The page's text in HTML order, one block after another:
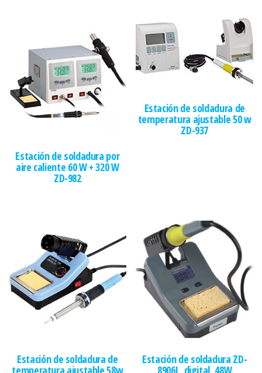
Estación de soldadura por
aire caliente 60 W + 320 W
ZD-982
Estación de soldadura de
temperatura ajustable 50 w
ZD-937
Estación de soldadura de
temperatura ajustable 58w
Estación de soldadura ZD-
8906L, digital, 48W